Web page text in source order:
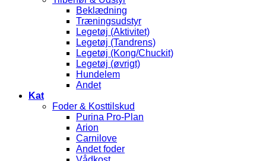
Beklædning
Træningsudstyr
Legetøj (Aktivitet)
Legetøj (Tandrens)
Legetøj (Kong/Chuckit)
Legetøj (øvrigt)
Hundelem
Andet
Kat
Foder & Kosttilskud
Purina Pro-Plan
Arion
Carnilove
Andet foder